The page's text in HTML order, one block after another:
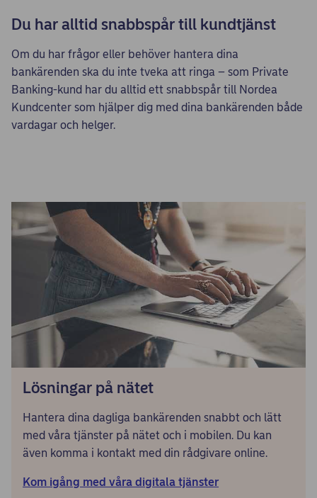
Du har alltid snabbspår till kundtjänst
Om du har frågor eller behöver hantera dina
bankärenden ska du inte tveka att ringa – som Private
Banking-kund har du alltid ett snabbspår till Nordea
Kundcenter som hjälper dig med dina bankärenden både
vardagar och helger.
Lösningar på nätet
Hantera dina dagliga bankärenden snabbt och lätt
med våra tjänster på nätet och i mobilen. Du kan
även komma i kontakt med din rådgivare online.
Kom igång med våra digitala tjänster